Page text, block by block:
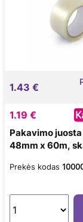
1.43 €
1.19 €
Pakavimo juosta
48mm x 60m,
Prekės kodas